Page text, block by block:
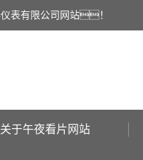
表有限公司网站！
关于午夜看片网站